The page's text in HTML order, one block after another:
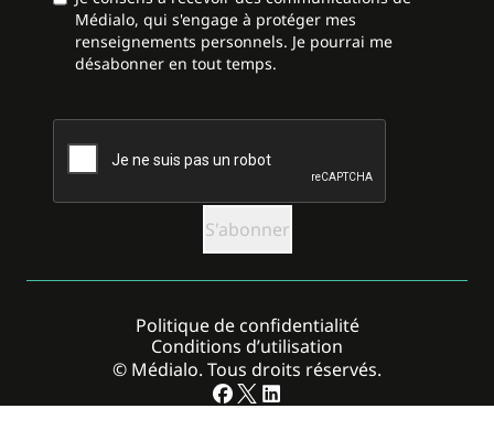
Médialo, qui s'engage à protéger mes
renseignements personnels. Je pourrai me
désabonner en tout temps.
CAPTCHA
© Médialo. Tous droits réservés.
Politique de confidentialité
Conditions d’utilisation